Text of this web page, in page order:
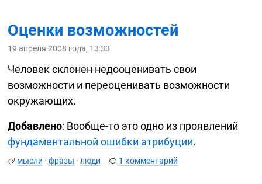
Оценки возможностей
19 апреля 2008 года, 13:33
Человек склонен недооценивать свои
возможности и переоценивать возможности
окружающих.
Добавлено: Вообще-то это одно из проявлений
фундаментальной ошибки атрибуции.
мысли ·фразы ·люди 1 комментарий